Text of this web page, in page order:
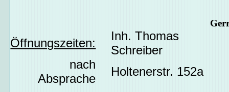
Öffnungszeiten:
Inh. Thomas
Schreiber
nach
Absprache
Holtenerstr. 152a